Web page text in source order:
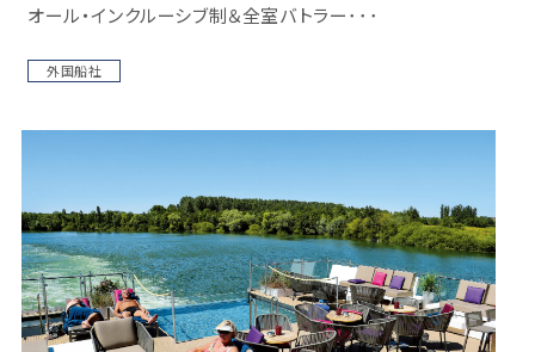
オール・インクルーシブ制＆全室バトラー･･･
外国船社